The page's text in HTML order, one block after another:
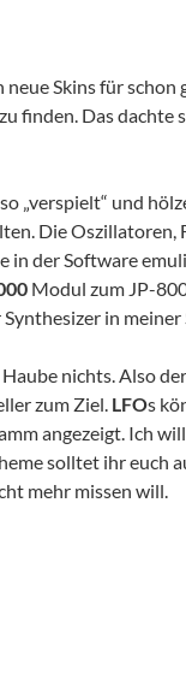
Skins für
finden. Das
„verspielt“ und
Die
in der Software
Modul zum JP-
in meiner
nichts. Also
zum Ziel. LFOs
angezeigt. Ich
solltet ihr euch
mehr missen will.